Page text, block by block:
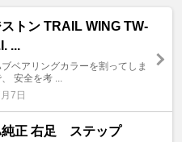
トン TRAIL WING TW-
...
ベアリングカラーを割ってしま
安全を考 ...
7日
純正 右足 ステップ